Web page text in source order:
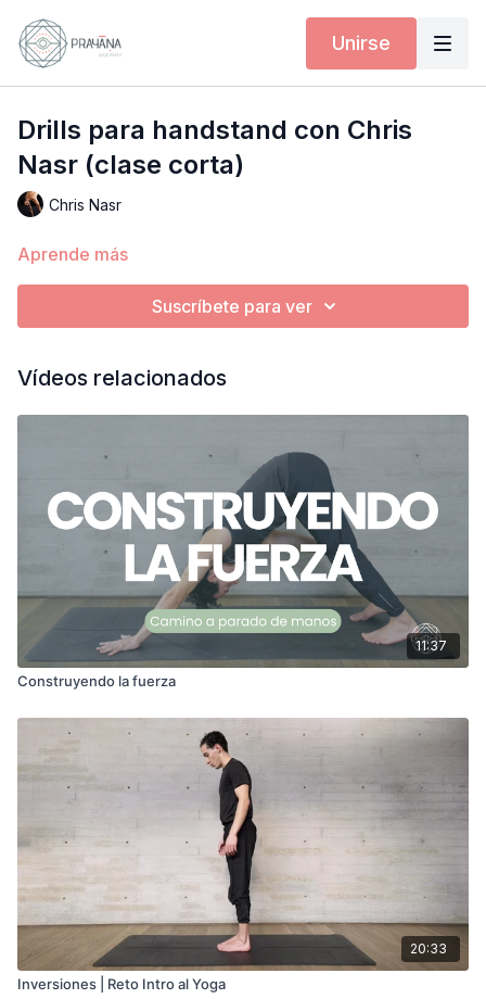
Unirse
Drills para handstand con Chris
Nasr (clase corta)
Chris Nasr
Aprende más
Suscríbete para ver
Vídeos relacionados
11:37
Construyendo la fuerza
20:33
Inversiones | Reto Intro al Yoga